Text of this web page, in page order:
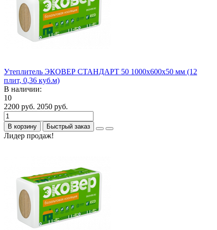
Утеплитель ЭКОВЕР СТАНДАРТ 50 1000x600x50 мм (12
плит, 0,36 куб.м)
В наличии:
10
2200 руб. 2050 руб.
В корзину Быстрый заказ
Лидер продаж!